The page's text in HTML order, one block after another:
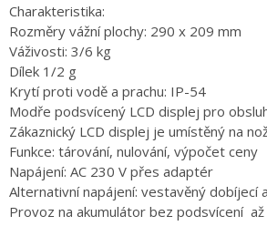
Charakteristika:
Rozměry vážní plochy: 290 x 209 mm
Váživosti: 3/6 kg
Dílek 1/2 g
Krytí proti vodě a prachu: IP-54
Modře podsvícený LCD displej pro
Zákaznický LCD displej je umístěný na
Funkce: tárování, nulování, výpočet ceny
Napájení: AC 230 V přes adaptér
Alternativní napájení: vestavěný dobíjecí
Provoz na akumulátor bez podsvícení